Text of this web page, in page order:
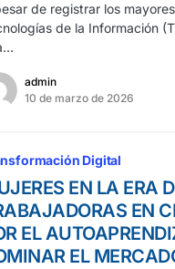
de registrar los
de la Información
admin
10 de marzo de 2026
Digital
EN LA ERA
EN
EL
EL